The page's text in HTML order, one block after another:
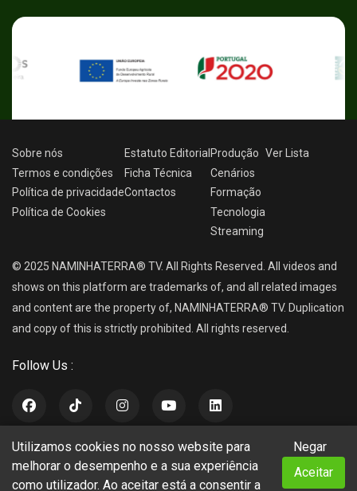
Utilizamos cookies no nosso website para
melhorar o desempenho e a sua experiência
como utilizador. Ao aceitar está a consentir a
Negar
Aceitar
Sobre nós
Termos e condições
Política de privacidade
Política de Cookies
Estatuto Editorial
Ficha Técnica
Contactos
Produção
Cenários
Formação
Tecnologia
Streaming
Ver Lista
© 2025 NAMINHATERRA® TV. All Rights Reserved. All videos and
shows on this platform are trademarks of, and all related images
and content are the property of, NAMINHATERRA® TV. Duplication
and copy of this is strictly prohibited. All rights reserved.
Follow Us :
NAMINHATERRA® TV